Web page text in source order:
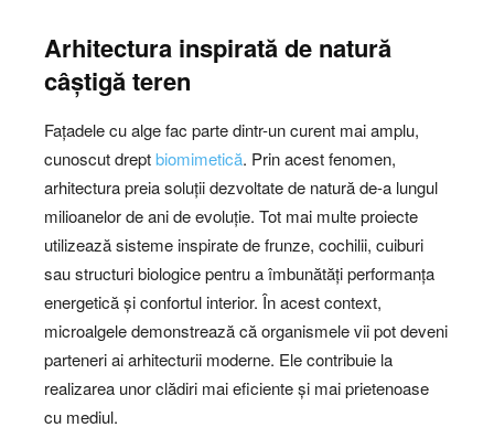
Arhitectura inspirată de natură
câștigă teren
Fațadele cu alge fac parte dintr-un curent mai amplu,
cunoscut dreptbiomimetică. Prin acest fenomen,
arhitectura preia soluții dezvoltate de natură de-a lungul
milioanelor de ani de evoluție. Tot mai multe proiecte
utilizează sisteme inspirate de frunze, cochilii, cuiburi
sau structuri biologice pentru a îmbunătăți performanța
energetică și confortul interior. În acest context,
microalgele demonstrează că organismele vii pot deveni
parteneri ai arhitecturii moderne. Ele contribuie la
realizarea unor clădiri mai eficiente și mai prietenoase
cu mediul.